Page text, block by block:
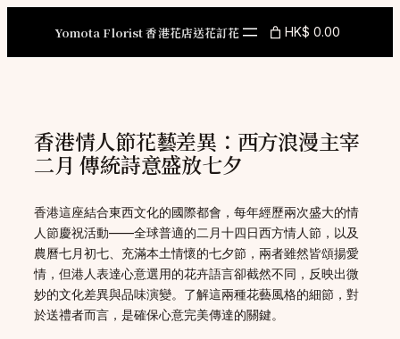
Yomota Florist 香港花店送花訂花 HK$ 0.00
香港情人節花藝差異：西方浪漫主宰
二月 傳統詩意盛放七夕
香港這座結合東西文化的國際都會，每年經歷兩次盛大的情
人節慶祝活動——全球普適的二月十四日西方情人節，以及
農曆七月初七、充滿本土情懷的七夕節，兩者雖然皆頌揚愛
情，但港人表達心意選用的花卉語言卻截然不同，反映出微
妙的文化差異與品味演變。了解這兩種花藝風格的細節，對
於送禮者而言，是確保心意完美傳達的關鍵。